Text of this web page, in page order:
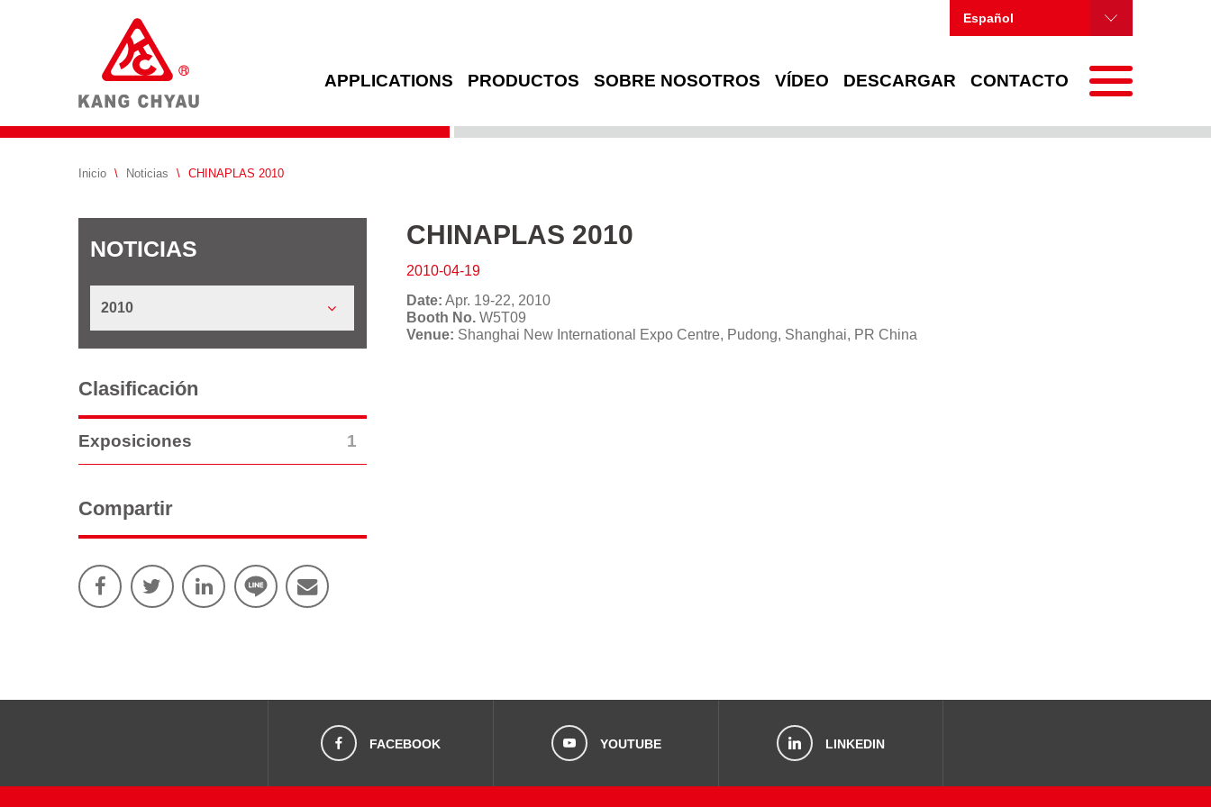
Español
APPLICATIONS PRODUCTOS SOBRE NOSOTROS VÍDEO DESCARGAR CONTACTO
Inicio \ Noticias \ CHINAPLAS 2010
CHINAPLAS 2010
2010-04-19
Date: Apr. 19-22, 2010
Booth No. W5T09
Venue: Shanghai New International Expo Centre, Pudong, Shanghai, PR China
NOTICIAS
2010
Clasificación
Exposiciones 1
Compartir
FACEBOOK YOUTUBE LINKEDIN